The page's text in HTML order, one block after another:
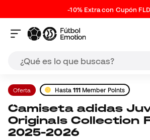
-10% Extra con Cupón
Oferta Hasta 111 Member Points
Camiseta adidas Juventus
Originals Collection
2025-2026